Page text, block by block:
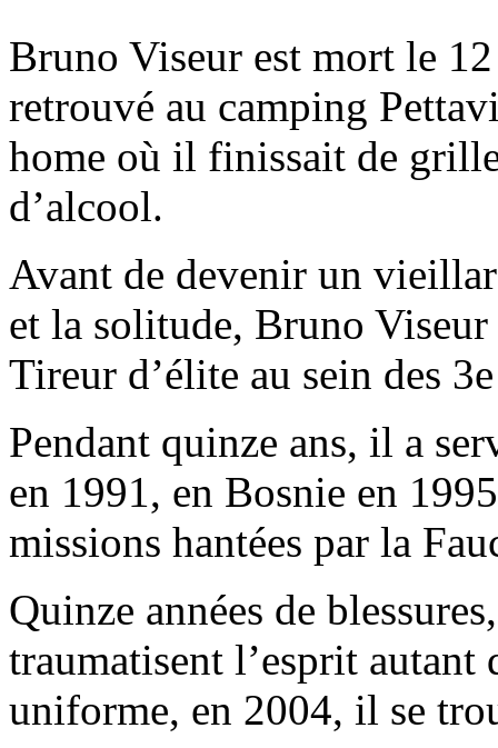
Bruno Viseur est mort le
retrouvé au camping
home où il finissait de
d’alcool.
Avant de devenir un
et la solitude, Bruno
Tireur d’élite au sein des
Pendant quinze ans, il a
en 1991, en Bosnie en
missions hantées par la
Quinze années de
traumatisent l’esprit
uniforme, en 2004, il se